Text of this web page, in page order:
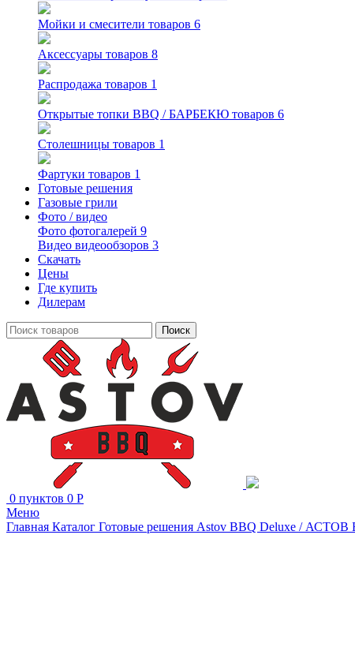
Мойки и смесители товаров 6
Аксессуары товаров 8
Распродажа товаров 1
Открытые топки BBQ / БАРБЕКЮ товаров 6
Столешницы товаров 1
Фартуки товаров 1
Готовые решения
Газовые грили
Фото / видео
Фото фотогалерей 9
Видео видеообзоров 3
Скачать
Цены
Где купить
Дилерам
Поиск
0 пунктов 0 Р
Меню
Главная Каталог Готовые решения Astov BBQ Deluxe /